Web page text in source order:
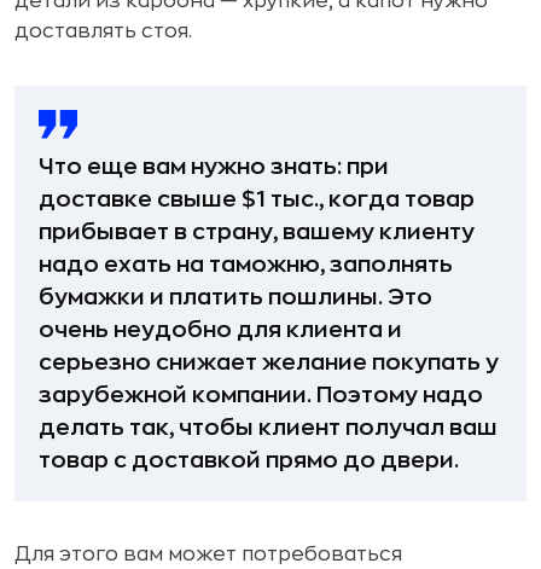
доставлять стоя.
Что еще вам нужно знать: при
доставке свыше $1 тыс., когда товар
прибывает в страну, вашему клиенту
надо ехать на таможню, заполнять
бумажки и платить пошлины. Это
очень неудобно для клиента и
серьезно снижает желание покупать у
зарубежной компании. Поэтому надо
делать так, чтобы клиент получал ваш
товар с доставкой прямо до двери.
Для этого вам может потребоваться